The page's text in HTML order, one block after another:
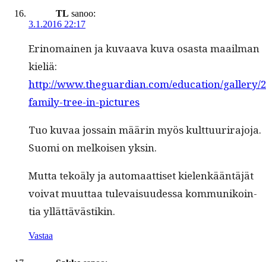
TL sanoo:
3.1.2016 22:17
Eri­no­mainen ja kuvaa­va kuva osas­ta maail­man
kieliä:
http://www.theguardian.com/education/gallery/
family-tree-in-pictures
Tuo kuvaa jos­sain määrin myös kult­tuuri­ra­jo­ja.
Suo­mi on melkoisen yksin.
Mut­ta tekoä­ly ja automaat­tiset kie­lenkään­täjät
voivat muut­taa tule­vaisu­udessa kom­mu­nikoin­
tia yllättävästikin.
Vastaa